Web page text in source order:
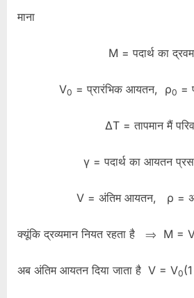
माना
M = पदार्थ का
V0 = प्रारंभिक आयतन, ρ0 =
ΔT = तापमान मैं
γ = पदार्थ का आयतन
V = अंतिम आयतन, ρ =
क्यूंकि द्रव्यमान नियत रहता है ⇒ M =
अब अंतिम आयतन दिया जाता है V = V0